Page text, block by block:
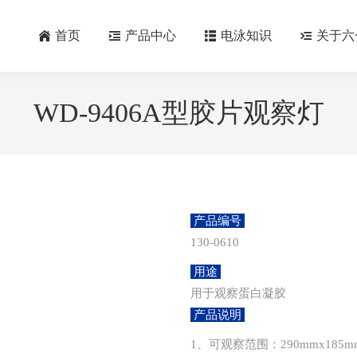
首页 产品中心 电泳知识 关于六
WD-9406A型胶片观察灯
产品编号
130-0610
用途
用于观察蛋白凝胶
产品说明
1、可观察范围：